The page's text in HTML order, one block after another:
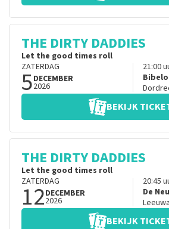
THE DIRTY DADDIES
Let the good times roll
ZATERDAG
5DECEMBER
2026
21:00
BEKIJK
THE DIRTY DADDIES
Let the good times roll
ZATERDAG
12DECEMBER
2026
20:45
De
BEKIJK